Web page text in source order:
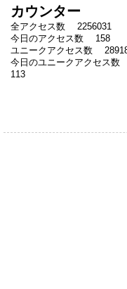
カウンター
全アクセス数 2256031
今日のアクセス数 158
ユニークアクセス数
今日のユニークアクセス数
113